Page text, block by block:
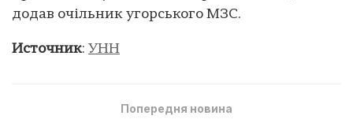
додав очільник угорського МЗС.
Источник: УНН
Попередня новина